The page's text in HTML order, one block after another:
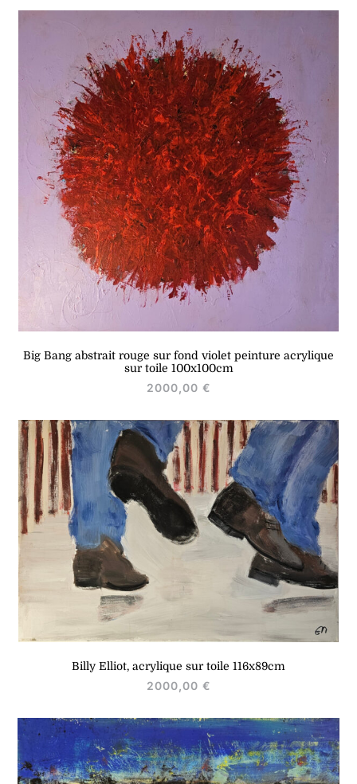
Big Bang abstrait rouge sur fond violet peinture acrylique
sur toile 100x100cm
2000,00 €
Billy Elliot, acrylique sur toile 116x89cm
2000,00 €